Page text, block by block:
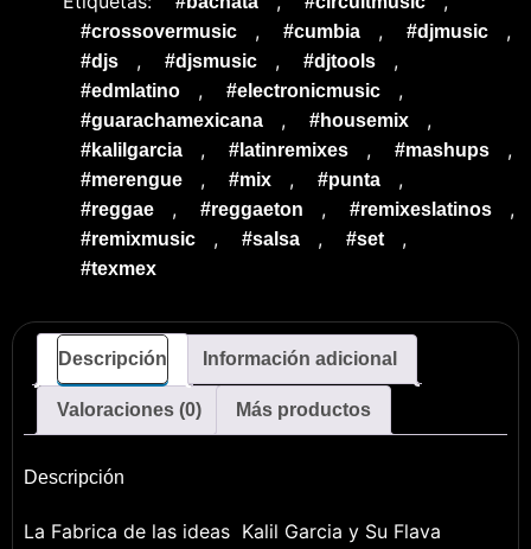
#crossovermusic , #cumbia , #djmusic ,
#djs , #djsmusic , #djtools ,
#edmlatino , #electronicmusic ,
#guarachamexicana , #housemix ,
#kalilgarcia , #latinremixes , #mashups ,
#merengue , #mix , #punta ,
#reggae , #reggaeton , #remixeslatinos ,
#remixmusic , #salsa , #set ,
#texmex
Descripción Información adicional
Valoraciones (0) Más productos
Descripción
La Fabrica de las ideas Kalil Garcia y Su Flava